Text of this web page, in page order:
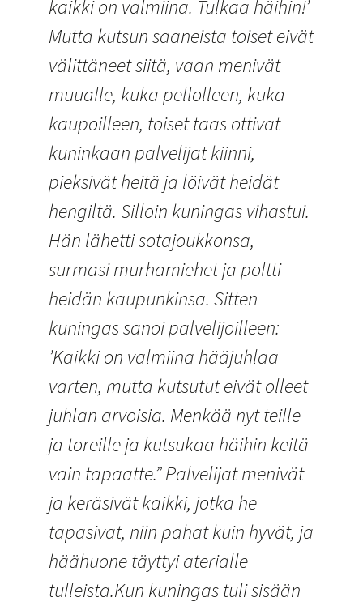
kaikki on valmiina. Tulkaa häihin!’
Mutta kutsun saaneista toiset eivät
välittäneet siitä, vaan menivät
muualle, kuka pellolleen, kuka
kaupoilleen, toiset taas ottivat
kuninkaan palvelijat kiinni,
pieksivät heitä ja löivät heidät
hengiltä. Silloin kuningas vihastui.
Hän lähetti sotajoukkonsa,
surmasi murhamiehet ja poltti
heidän kaupunkinsa. Sitten
kuningas sanoi palvelijoilleen:
’Kaikki on valmiina hääjuhlaa
varten, mutta kutsutut eivät olleet
juhlan arvoisia. Menkää nyt teille
ja toreille ja kutsukaa häihin keitä
vain tapaatte.” Palvelijat menivät
ja keräsivät kaikki, jotka he
tapasivat, niin pahat kuin hyvät, ja
häähuone täyttyi aterialle
tulleista.Kun kuningas tuli sisään